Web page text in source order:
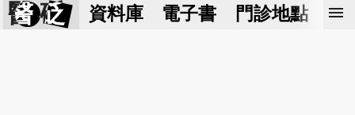
醫 砭 資料庫 電子書 門診地點 預
menu